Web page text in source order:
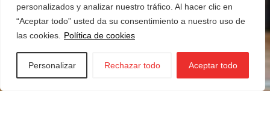
personalizados y analizar nuestro tráfico. Al hacer clic en
“Aceptar todo” usted da su consentimiento a nuestro uso de
las cookies.
Política de cookies
Personalizar Rechazar todo Aceptar todo